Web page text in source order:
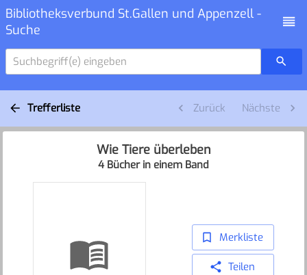
Bibliotheksverbund St.Gallen und Appenzell -
Suche
Suchbegriff(e) eingeben
Trefferliste Zurück Nächste
Wie Tiere überleben
4 Bücher in einem Band
Merkliste
Teilen